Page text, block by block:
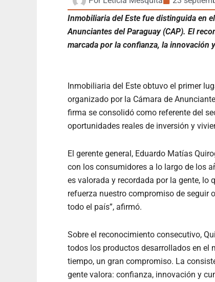
Inmobiliaria del Este fue distinguida en
Anunciantes del Paraguay (CAP). El
marcada por la confianza, la innovación
Inmobiliaria del Este obtuvo el primer
organizado por la Cámara de
firma se consolidó como referente del
oportunidades reales de inversión y
El gerente general, Eduardo Matías
con los consumidores a lo largo de los
es valorada y recordada por la gente,
refuerza nuestro compromiso de seguir
todo el país”, afirmó.
Sobre el reconocimiento consecutivo,
todos los productos desarrollados en el
tiempo, un gran compromiso. La
gente valora: confianza, innovación y